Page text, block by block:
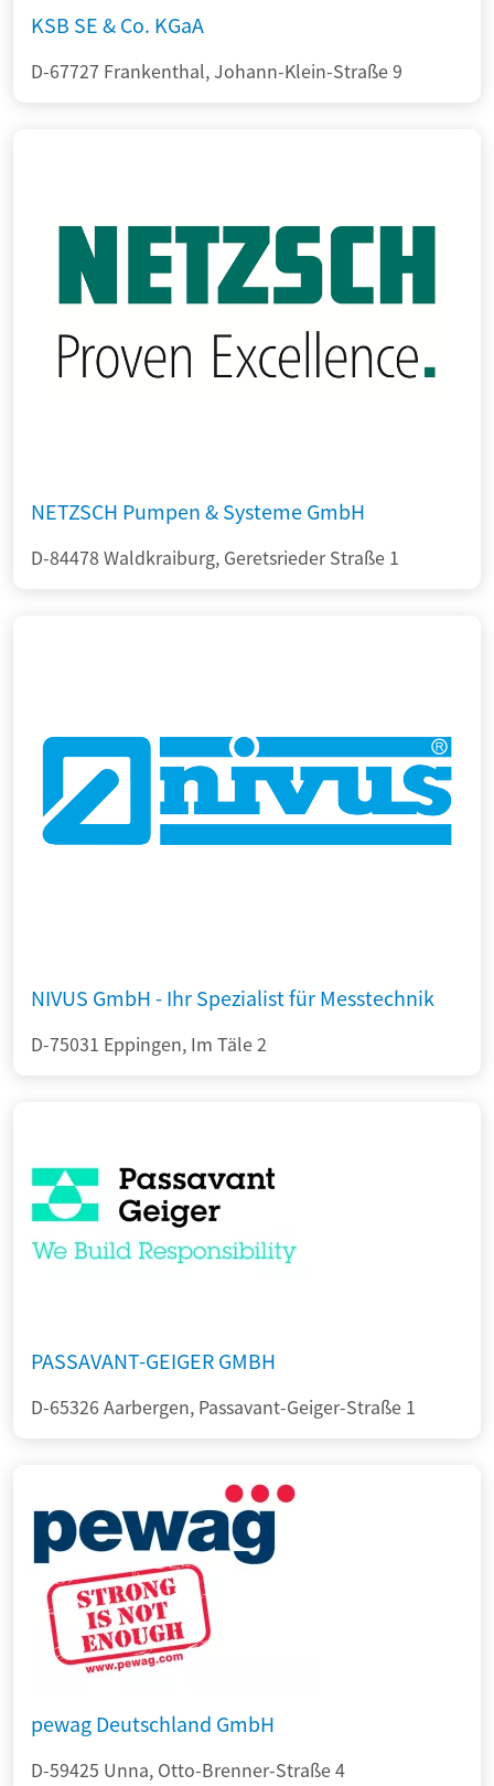
KSB SE & Co. KGaA
D-67727 Frankenthal, Johann-Klein-Straße 9
NETZSCH Pumpen & Systeme GmbH
D-84478 Waldkraiburg, Geretsrieder Straße 1
NIVUS GmbH - Ihr Spezialist für Messtechnik
D-75031 Eppingen, Im Täle 2
PASSAVANT-GEIGER GMBH
D-65326 Aarbergen, Passavant-Geiger-Straße 1
pewag Deutschland GmbH
D-59425 Unna, Otto-Brenner-Straße 4